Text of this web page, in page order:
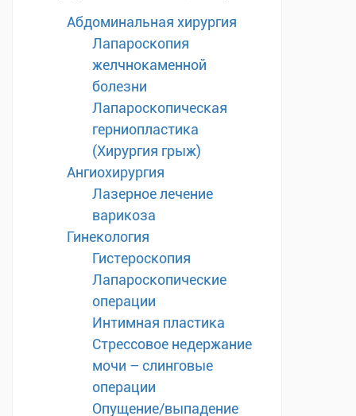
Абдоминальная хирургия
Лапароскопия
желчнокаменной
болезни
Лапароскопическая
герниопластика
(Хирургия грыж)
Ангиохирургия
Лазерное лечение
варикоза
Гинекология
Гистероскопия
Лапароскопические
операции
Интимная пластика
Стрессовое недержание
мочи – слинговые
операции
Опущение/выпадение